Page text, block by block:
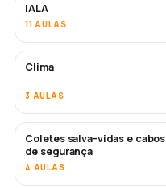
IALA
11 AULAS
Clima
3 AULAS
Coletes salva-vidas e cabos
de segurança
4 AULAS